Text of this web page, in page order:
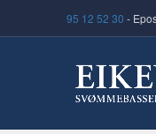
95 12 52 30 -